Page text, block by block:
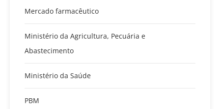
Mercado farmacêutico
Ministério da Agricultura, Pecuária e
Abastecimento
Ministério da Saúde
PBM